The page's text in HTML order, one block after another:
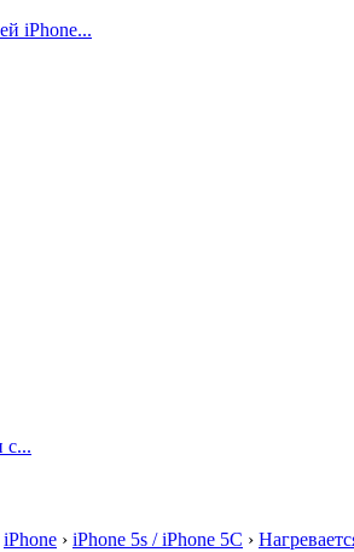
iPhone...
с...
iPhone › iPhone 5s / iPhone 5C ›